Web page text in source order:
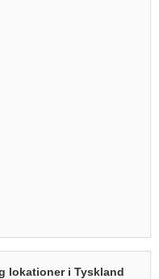
lokationer i Tyskland